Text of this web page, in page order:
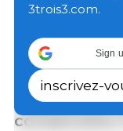
le secteur porcin
têtes.
L’Espagne
destination
consécutive
3trois3.com.
Sign
inscrivez-